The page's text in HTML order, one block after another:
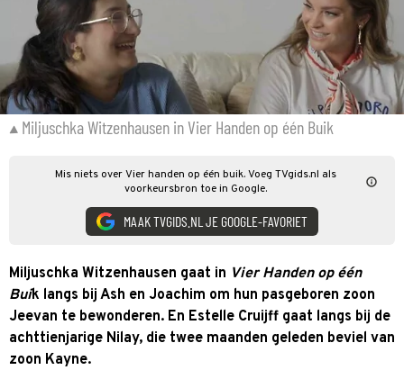
Miljuschka Witzenhausen in Vier Handen op één Buik
Mis niets over Vier handen op één buik. Voeg TVgids.nl als
voorkeursbron toe in Google.
MAAK TVGIDS.NL JE GOOGLE-FAVORIET
Miljuschka Witzenhausen gaat in Vier Handen op één
Buik langs bij Ash en Joachim om hun pasgeboren zoon
Jeevan te bewonderen. En Estelle Cruijff gaat langs bij de
achttienjarige Nilay, die twee maanden geleden beviel van
zoon Kayne.